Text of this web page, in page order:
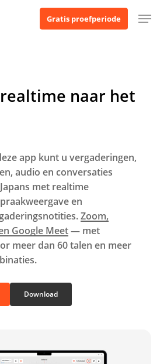
Gratis proefperiode Menu
naar het
app kunt u vergaderingen,
audio en conversaties
met realtime
en
Zoom,
Google Meet— met
meer dan 60 talen en meer
Download